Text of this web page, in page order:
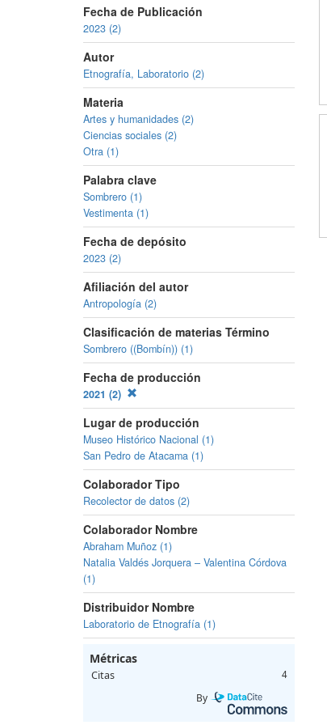
Fecha de Publicación
2023 (2)
Autor
Etnografía, Laboratorio (2)
Materia
Artes y humanidades (2)
Ciencias sociales (2)
Otra (1)
Palabra clave
Sombrero (1)
Vestimenta (1)
Fecha de depósito
2023 (2)
Afiliación del autor
Antropología (2)
Clasificación de materias Término
Sombrero ((Bombín)) (1)
Fecha de producción
2021 (2)
Lugar de producción
Museo Histórico Nacional (1)
San Pedro de Atacama (1)
Colaborador Tipo
Recolector de datos (2)
Colaborador Nombre
Abraham Muñoz (1)
Natalia Valdés Jorquera – Valentina Córdova
(1)
Distribuidor Nombre
Laboratorio de Etnografía (1)
Métricas
Citas 4
By